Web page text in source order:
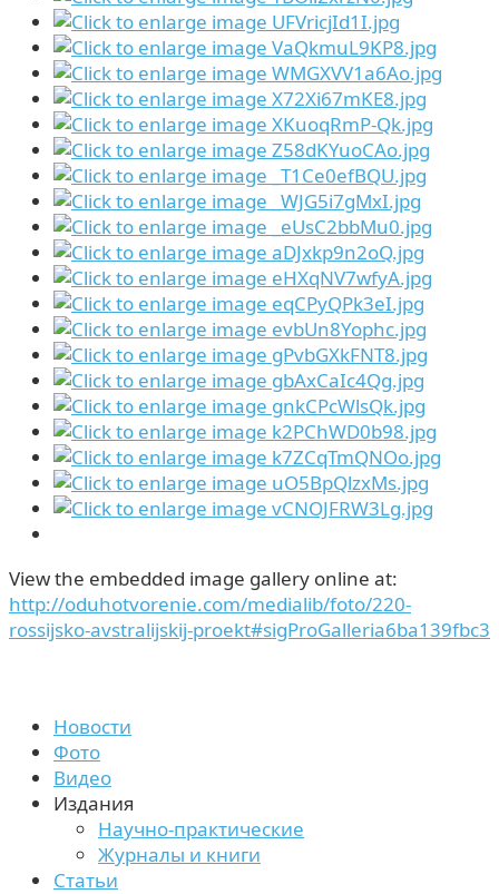
View the embedded image gallery online at:
http://oduhotvorenie.com/medialib/foto/220-
rossijsko-avstralijskij-proekt#sigProGalleria6ba139fbc3
Новости
Фото
Видео
Издания
Научно-практические
Журналы и книги
Статьи